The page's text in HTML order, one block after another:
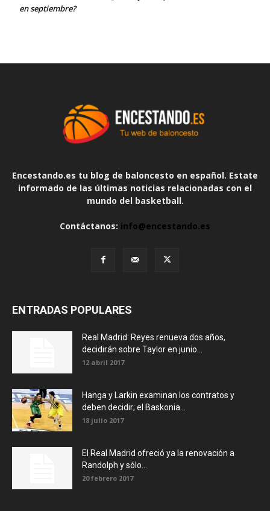
en septiembre?
Encestando.es tu blog de baloncesto en español. Estate
informado de las últimas noticias relacionadas con el
mundo del basketball.
Contáctanos: info@encestando.es
ENTRADAS POPULARES
Real Madrid: Reyes renueva dos años,
decidirán sobre Taylor en junio...
12 abril 2017
Hanga y Larkin examinan los contratos y
deben decidir; el Baskonia...
18 julio 2017
El Real Madrid ofreció ya la renovación a
Randolph y sólo...
20 febrero 2017